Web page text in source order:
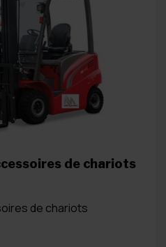
de chariots
de chariots